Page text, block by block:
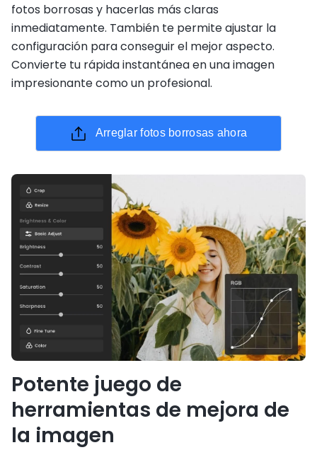
fotos borrosas y hacerlas más claras
inmediatamente. También te permite ajustar la
configuración para conseguir el mejor aspecto.
Convierte tu rápida instantánea en una imagen
impresionante como un profesional.
Arreglar fotos borrosas ahora
Potente juego de
herramientas de mejora de
la imagen